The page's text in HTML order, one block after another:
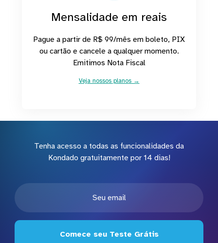
Mensalidade em reais
Pague a partir de R$ 99/mês em boleto, PIX
ou cartão e cancele a qualquer momento.
Emitimos Nota Fiscal
Veja nossos planos →
Tenha acesso a todas as funcionalidades da
Kondado gratuitamente por 14 dias!
Comece seu Teste Grátis